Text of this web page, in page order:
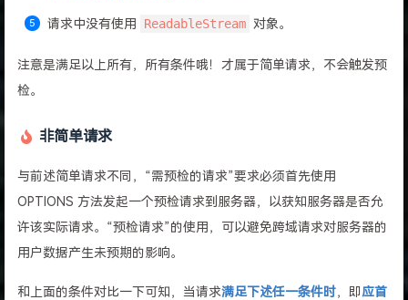
请求中没有使用 ReadableStream 对象。
注意是满足以上所有，所有条件哦！才属于简单请求，不会触发预
检。
非简单请求
与前述简单请求不同，“需预检的请求”要求必须首先使用
OPTIONS 方法发起一个预检请求到服务器，以获知服务器是否允
许该实际请求。“预检请求”的使用，可以避免跨域请求对服务器的
用户数据产生未预期的影响。
和上面的条件对比一下可知，当请求满足下述任一条件时，即应首